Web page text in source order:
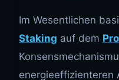
Im Wesentlichen
Staking auf dem
energieeffizienteren